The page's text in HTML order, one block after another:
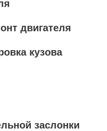
двигателя
кузова
заслонки